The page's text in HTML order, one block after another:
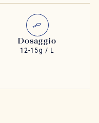
Dosaggio
12-15g / L